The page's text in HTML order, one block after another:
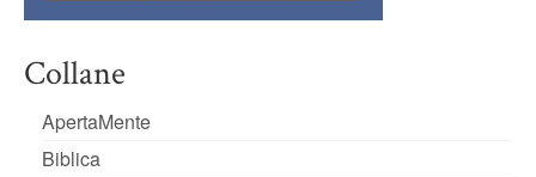
Collane
ApertaMente
Biblica